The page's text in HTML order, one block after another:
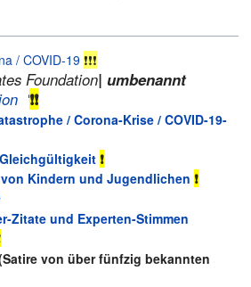
/ COVID-19 ❗️❗️❗️
Foundation| umbenannt
'❗❗
/ Corona-Krise / COVID-19-
❗
Kindern und Jugendlichen ❗
Zitate und Experten-Stimmen
von über fünfzig bekannten